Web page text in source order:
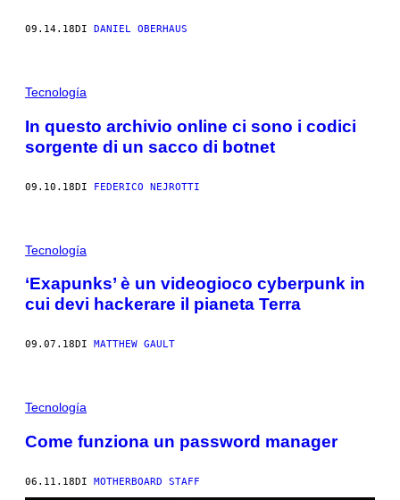
09.14.18DI DANIEL OBERHAUS
Tecnología
In questo archivio online ci sono i codici
sorgente di un sacco di botnet
09.10.18DI FEDERICO NEJROTTI
Tecnología
‘Exapunks’ è un videogioco cyberpunk in
cui devi hackerare il pianeta Terra
09.07.18DI MATTHEW GAULT
Tecnología
Come funziona un password manager
06.11.18DI MOTHERBOARD STAFF